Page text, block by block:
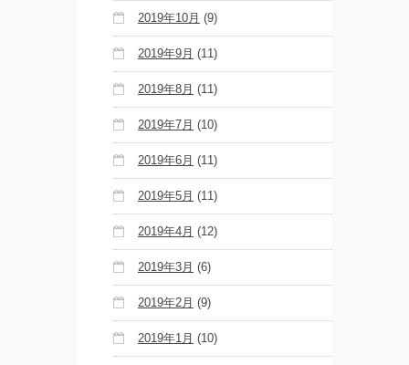
2019年10月 (9)
2019年9月 (11)
2019年8月 (11)
2019年7月 (10)
2019年6月 (11)
2019年5月 (11)
2019年4月 (12)
2019年3月 (6)
2019年2月 (9)
2019年1月 (10)